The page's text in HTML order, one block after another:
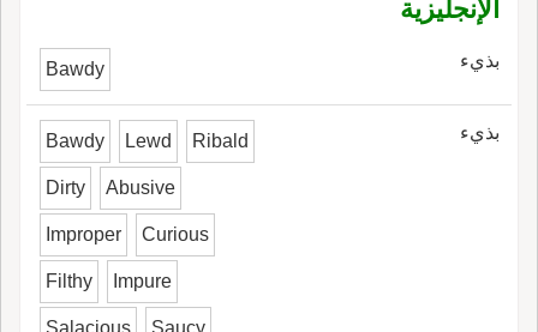
الإنجليزية
بذيء Bawdy
بذيء Bawdy Lewd Ribald
Dirty Abusive
Improper Curious
Filthy Impure
Salacious Saucy